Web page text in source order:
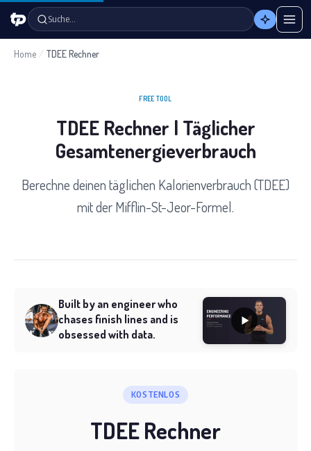
Suche…
Home / TDEE Rechner
FREE TOOL
TDEE Rechner | Täglicher
Gesamtenergieverbrauch
Berechne deinen täglichen Kalorienverbrauch (TDEE)
mit der Mifflin-St-Jeor-Formel.
Built by an engineer who
chases finish lines and is
obsessed with data.
KOSTENLOS
TDEE Rechner